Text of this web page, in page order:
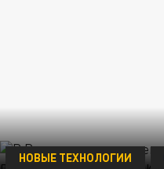
НОВЫЕ ТЕХНОЛОГИИ